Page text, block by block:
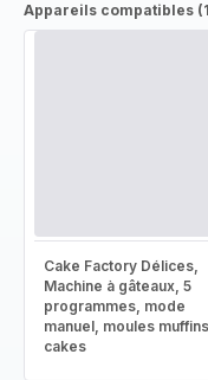
Appareils compatibles
Cake Factory Délices,
Machine à gâteaux, 5
programmes, mode
manuel, moules
cakes